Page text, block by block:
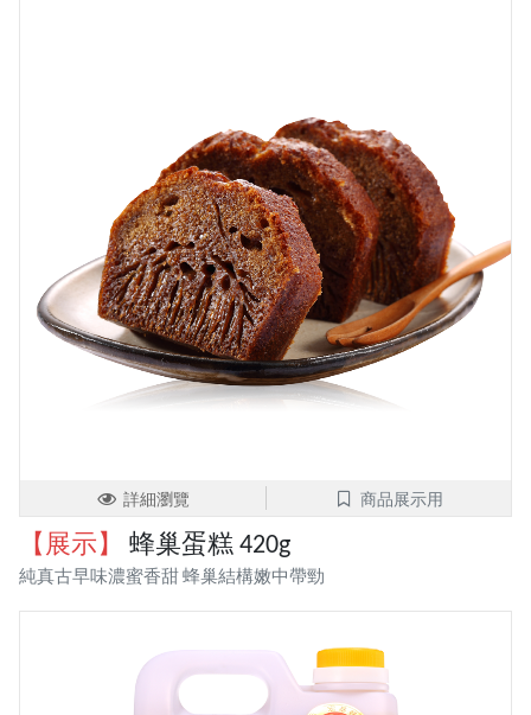
詳細瀏覽 商品展示用
【展示】 蜂巢蛋糕 420g
純真古早味濃蜜香甜 蜂巢結構嫩中帶勁